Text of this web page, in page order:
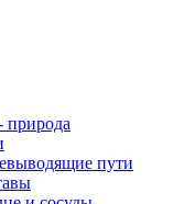
природа
пути